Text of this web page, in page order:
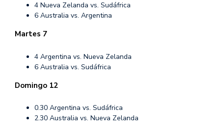
4 Nueva Zelanda vs. Sudáfrica
6 Australia vs. Argentina
Martes 7
4 Argentina vs. Nueva Zelanda
6 Australia vs. Sudáfrica
Domingo 12
0.30 Argentina vs. Sudáfrica
2.30 Australia vs. Nueva Zelanda